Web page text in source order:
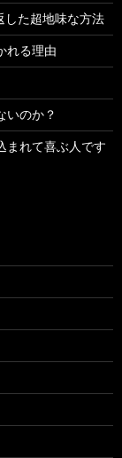
した超地味な方法
れる理由
いのか？
まれて喜ぶ人です